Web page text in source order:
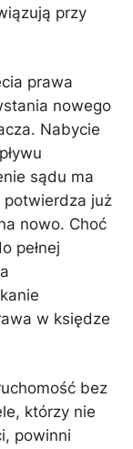
przy
prawa
nowego
Nabycie
sądu ma
potwierdza już
nowo. Choć
pełnej
w księdze
bez
którzy nie
powinni